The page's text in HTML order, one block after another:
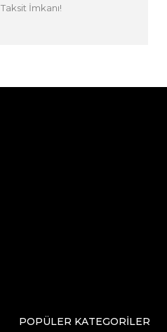
Taksit İmkanı!
POPÜLER KATEGORİLER